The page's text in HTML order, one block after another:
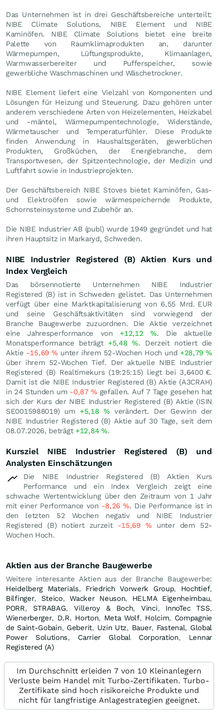
Das Unternehmen ist in drei Geschäftsbereiche unterteilt:
NIBE Climate Solutions, NIBE Element und NIBE
Kaminöfen. NIBE Climate Solutions bietet eine breite
Palette von Raumklimaprodukten an, darunter
Wärmepumpen, Lüftungsprodukte, Klimaanlagen,
Warmwasserbereiter und Pufferspeicher, sowie
gewerbliche Waschmaschinen und Wäschetrockner.
NIBE Element liefert eine Vielzahl von Komponenten und
Lösungen für Heizung und Steuerung. Dazu gehören unter
anderem verschiedene Arten von Heizelementen, Heizkabel
und -mäntel, Wärmepumpentechnologie, Widerstände,
Wärmetauscher und Temperaturfühler. Diese Produkte
finden Anwendung in Haushaltsgeräten, gewerblichen
Produkten, Großküchen, der Energiebranche, dem
Transportwesen, der Spitzentechnologie, der Medizin und
Luftfahrt sowie in Industrieprojekten.
Der Geschäftsbereich NIBE Stoves bietet Kaminöfen, Gas-
und Elektroöfen sowie wärmespeichernde Produkte,
Schornsteinsysteme und Zubehör an.
Die NIBE Industrier AB (publ) wurde 1949 gegründet und hat
ihren Hauptsitz in Markaryd, Schweden.
NIBE Industrier Registered (B) Aktien Kurs und
Index Vergleich
Das börsennotierte Unternehmen NIBE Industrier
Registered (B) ist in Schweden gelistet. Das Unternehmen
verfügt über eine Marktkapitalisierung von 6,55 Mrd. EUR
und seine Geschäftsaktivitäten sind vorwiegend der
Branche Baugewerbe zuzuordnen. Die Aktie verzeichnet
eine Jahresperformance von +12,12 %. Die aktuelle
Monatsperformance beträgt +5,48%. Derzeit notiert die
Aktie -15,69%unter ihrem 52-Wochen Hoch und +28,79%
über ihrem 52-Wochen Tief. Der aktuelle NIBE Industrier
Registered (B) Realtimekurs (19:25:15) liegt bei 3,6400 €.
Damit ist die NIBE Industrier Registered (B) Aktie (A3CRAH)
in 24 Stunden um -0,87 %gefallen. Auf 7 Tage gesehen hat
sich der Kurs der NIBE Industrier Registered (B) Aktie (ISIN
SE0015988019) um +5,18 %verändert. Der Gewinn der
NIBE Industrier Registered (B) Aktie auf 30 Tage, seit dem
08.07.2026, beträgt +12,84 %.
Kursziel NIBE Industrier Registered (B) und
Analysten Einschätzungen
Die NIBE Industrier Registered (B) Aktien Kurs
Performance und ein Index Vergleich zeigt eine
schwache Wertentwicklung über den Zeitraum von 1 Jahr
mit einer Performance von -8,26%. Die Performance ist in
den letzten 52 Wochen negativ und NIBE Industrier
Registered (B) notiert zurzeit -15,69%unter dem 52-
Wochen Hoch.
Aktien aus der Branche Baugewerbe
Weitere interesante Aktien aus der Branche Baugewerbe:
Heidelberg Materials, Friedrich Vorwerk Group, Hochtief,
Bilfinger, Steico,Wacker Neuson, HELMA Eigenheimbau,
PORR, STRABAG,Villeroy & Boch,Vinci, InnoTec TSS,
Wienerberger, D.R. Horton, Meta Wolf, Holcim, Compagnie
de Saint-Gobain, Geberit, Uzin Utz, Bauer, Fastenal, Global
Power Solutions, Carrier Global Corporation, Lennar
Registered (A)
Im Durchschnitt erleiden 7 von 10 Kleinanlegern
Verluste beim Handel mit Turbo-Zertifikaten. Turbo-
Zertifikate sind hoch risikoreiche Produkte und
nicht für langfristige Anlagestrategien geeignet.